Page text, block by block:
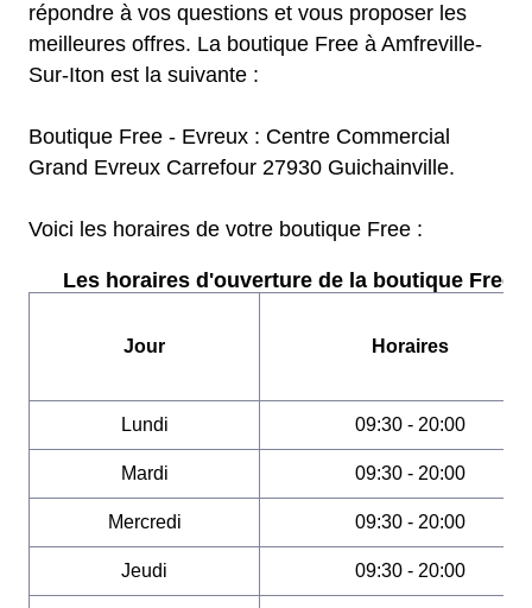
répondre à vos questions et vous proposer les
meilleures offres. La boutique Free à Amfreville-
Sur-Iton est la suivante :
Boutique Free - Evreux : Centre Commercial
Grand Evreux Carrefour 27930 Guichainville.
Voici les horaires de votre boutique Free :
Les horaires d'ouverture de la boutique Free :
Jour Horaires
Lundi 09:30 - 20:00
Mardi 09:30 - 20:00
Mercredi 09:30 - 20:00
Jeudi 09:30 - 20:00